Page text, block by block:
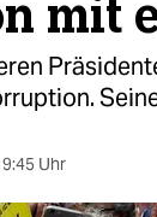
mit
Uhr